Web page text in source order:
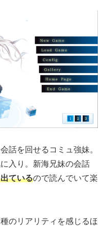
話を回せるコミュ強妹。
入り。新海兄妹の会話
ているので読んでいて楽
のリアリティを感じるほ